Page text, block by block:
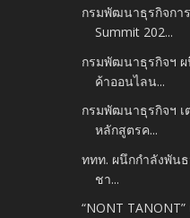
กรมพัฒนาธุรกิจกา
Summit 202...
กรมพัฒนาธุรกิจฯ
ค้าออนไลน...
กรมพัฒนาธุรกิจฯ เ
หลักสูตรค...
ททท. ผนึกกำลังพัน
ชา...
“NONT